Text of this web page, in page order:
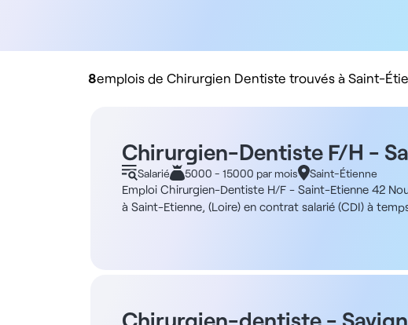
Rachat de cabinet
50
100
8emplois de Chirurgien Dentiste trouvés à Saint-
Chirurgien-Dentiste F/H -
Salarié 5000 - 15000 par mois Saint-Étienne
Emploi Chirurgien-Dentiste H/F - Saint-Etienne 42
à Saint-Etienne, (Loire) en contrat salarié (CDI) à
forte patientèle et recherche des omnipraticiens
exercerez dans un cadre structuré, en lien avec les
l’équipe et collaboration interprofessionnelle -
vers la qualité de soins. Locaux modernes avec
Chirurgien-dentiste -